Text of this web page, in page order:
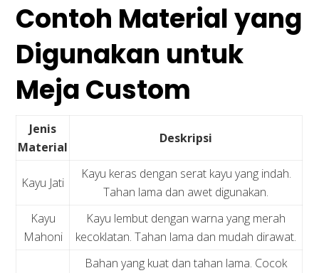
Contoh Material yang
Digunakan untuk
Meja Custom
Jenis
Material
Deskripsi
Kayu Jati
Kayu keras dengan serat kayu yang indah.
Tahan lama dan awet digunakan.
Kayu
Mahoni
Kayu lembut dengan warna yang merah
kecoklatan. Tahan lama dan mudah dirawat.
Bahan yang kuat dan tahan lama. Cocok